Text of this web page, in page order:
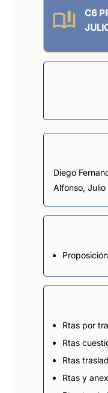
C6
Diego
Alfonso, Julio
Rtas por
Rtas
Rtas
Rtas y